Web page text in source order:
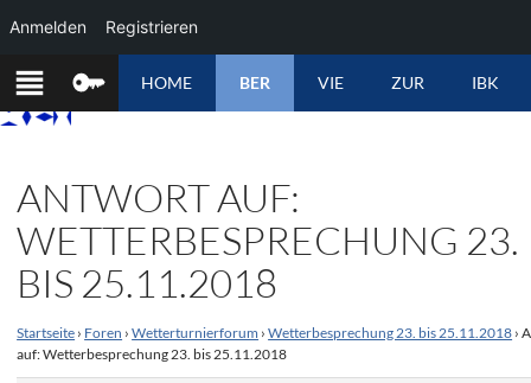
ZUM
INHALT
SPRINGEN
HOME BER VIE ZUR IBK
ANTWORT AUF:
WETTERBESPRECHUNG 23.
BIS 25.11.2018
Startseite › Foren › Wetterturnierforum › Wetterbesprechung 23. bis 25.11.2018 ›
auf: Wetterbesprechung 23. bis 25.11.2018
Anmelden Registrieren